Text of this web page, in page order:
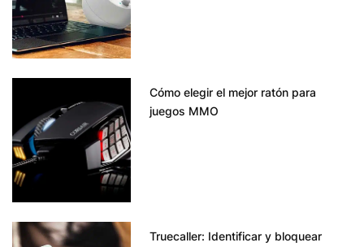
Cómo elegir el mejor ratón para
juegos MMO
Truecaller: Identificar y bloquear